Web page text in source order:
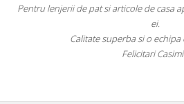
Pentru lenjerii de pat si articole de casa
ei.
Calitate superba si o
Felicitari